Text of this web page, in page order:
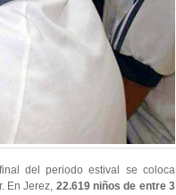
del periodo estival se coloca
En Jerez, 22.619 niños de entre 3